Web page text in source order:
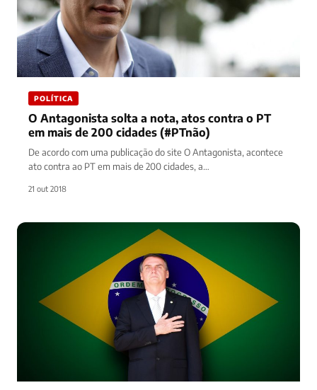
POLÍTICA
O Antagonista solta a nota, atos contra o PT
em mais de 200 cidades (#PTnão)
De acordo com uma publicação do site O Antagonista, acontece
ato contra ao PT em mais de 200 cidades, a…
21 out 2018